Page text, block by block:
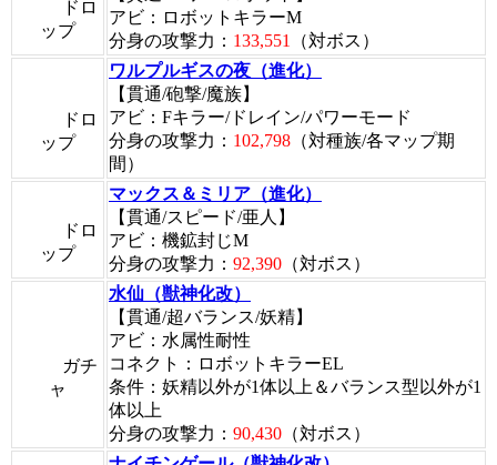
ドロ
ップ
アビ：ロボットキラーM
分身の攻撃力： 133,551 （対ボス）
ドロ
ップ
ワルプルギスの夜（進化）
【貫通/砲撃/魔族】
アビ：Fキラー/ドレイン/パワーモード
分身の攻撃力： 102,798 （対種族/各マップ期
間）
ドロ
ップ
マックス＆ミリア（進化）
【貫通/スピード/亜人】
アビ：機鉱封じM
分身の攻撃力： 92,390 （対ボス）
ガチ
ャ
水仙（獣神化改）
【貫通/超バランス/妖精】
アビ：水属性耐性
コネクト：ロボットキラーEL
条件：妖精以外が1体以上＆バランス型以外が1
体以上
分身の攻撃力： 90,430 （対ボス）